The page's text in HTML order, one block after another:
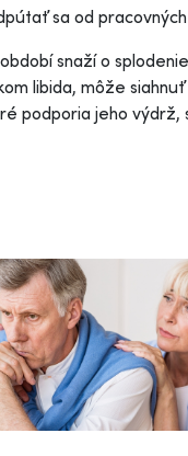
sa od
snaží o
libida, môže siahnuť
podporia jeho výdrž,